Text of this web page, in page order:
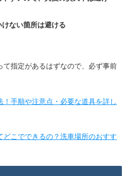
ない箇所は避ける
て指定があるはずなので、必ず事前
！手順や注意点・必要な道具を詳し
どこでできるの？洗車場所のおすす